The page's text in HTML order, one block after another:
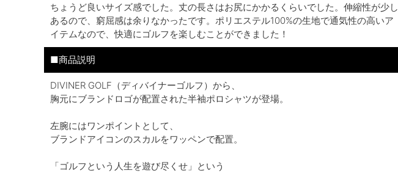
ちょうど良いサイズ感でした。丈の長さはお尻にかかるくらいでした。伸縮性が少し
あるので、窮屈感は余りなかったです。ポリエステル100%の生地で通気性の高いア
イテムなので、快適にゴルフを楽しむことができました！
■商品説明
DIVINER GOLF（ディバイナーゴルフ）から、
胸元にブランドロゴが配置された半袖ポロシャツが登場。
左腕にはワンポイントとして、
ブランドアイコンのスカルをワッペンで配置。
「ゴルフという人生を遊び尽くせ」という